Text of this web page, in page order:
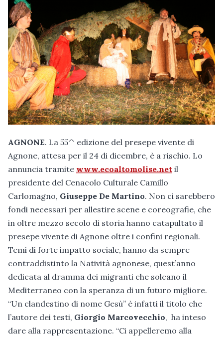
AGNONE. La 55^ edizione del presepe vivente di
Agnone, attesa per il 24 di dicembre, è a rischio. Lo
annuncia tramite www.ecoaltomolise.net il
presidente del Cenacolo Culturale Camillo
Carlomagno, Giuseppe De Martino. Non ci sarebbero
fondi necessari per allestire scene e coreografie, che
in oltre mezzo secolo di storia hanno catapultato il
presepe vivente di Agnone oltre i confini regionali.
Temi di forte impatto sociale, hanno da sempre
contraddistinto la Natività agnonese, quest’anno
dedicata al dramma dei migranti che solcano il
Mediterraneo con la speranza di un futuro migliore.
“Un clandestino di nome Gesù” è infatti il titolo che
l’autore dei testi, Giorgio Marcovecchio, ha inteso
dare alla rappresentazione. “Ci appelleremo alla